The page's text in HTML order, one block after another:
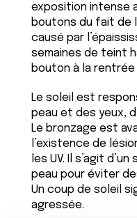
exposition intense
boutons du fait de
causé par
semaines de teint
bouton à la rentrée
Le soleil est
peau et des yeux,
Le bronzage est
l’existence de
les UV. Il s’agit
peau pour éviter
Un coup de soleil
agressée.